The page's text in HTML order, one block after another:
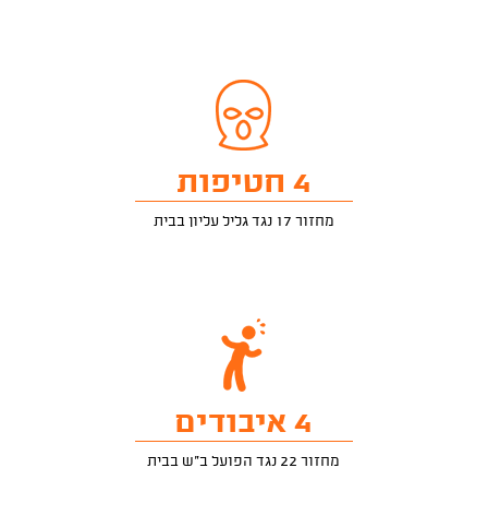
4 חטיפות
מחזור 17 נגד גליל עליון בבית
4 איבודים
מחזור 22 נגד הפועל ב"ש בבית